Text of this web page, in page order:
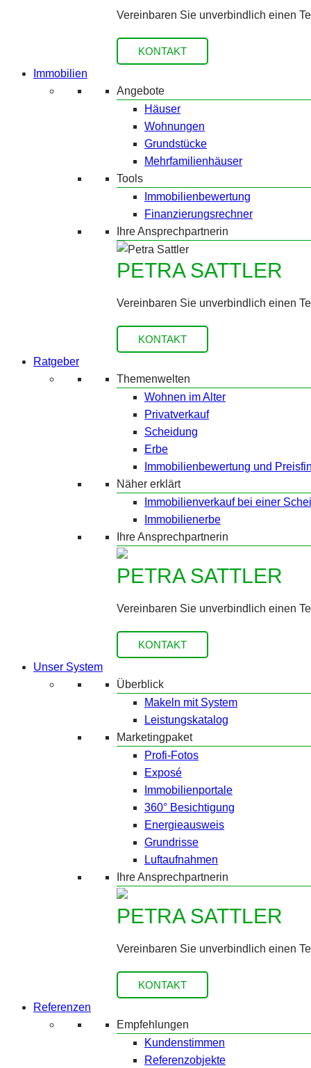
Vereinbaren Sie unverbindlich einen
KONTAKT
Immobilien
Angebote
Häuser
Wohnungen
Grundstücke
Mehrfamilienhäuser
Tools
Immobilienbewertung
Finanzierungsrechner
Ihre Ansprechpartnerin
PETRA SATTLER
Vereinbaren Sie unverbindlich einen
KONTAKT
Ratgeber
Themenwelten
Wohnen im Alter
Privatverkauf
Scheidung
Erbe
Immobilienbewertung und
Näher erklärt
Immobilienverkauf bei einer
Immobilienerbe
Ihre Ansprechpartnerin
PETRA SATTLER
Vereinbaren Sie unverbindlich einen
KONTAKT
Unser System
Überblick
Makeln mit System
Leistungskatalog
Marketingpaket
Profi-Fotos
Exposé
Immobilienportale
360° Besichtigung
Energieausweis
Grundrisse
Luftaufnahmen
Ihre Ansprechpartnerin
PETRA SATTLER
Vereinbaren Sie unverbindlich einen
KONTAKT
Referenzen
Empfehlungen
Kundenstimmen
Referenzobjekte